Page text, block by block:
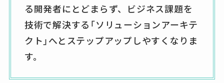
る開発者にとどまらず、ビジネス課題を
技術で解決する「ソリューションアーキテ
クト」へとステップアップしやすくなりま
す。